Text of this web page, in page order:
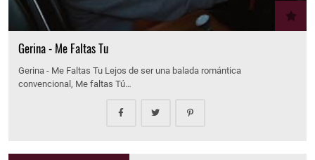
Gerina - Me Faltas Tu
Gerina - Me Faltas Tu Lejos de ser una balada romántica
convencional, Me faltas Tú…